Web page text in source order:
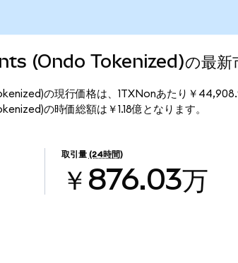
(Ondo Tokenized)の最新
の現行価格は、1TXNonあたり￥
の時価総額は￥1.18億となります。
取引量 (24時間)
￥876.03万